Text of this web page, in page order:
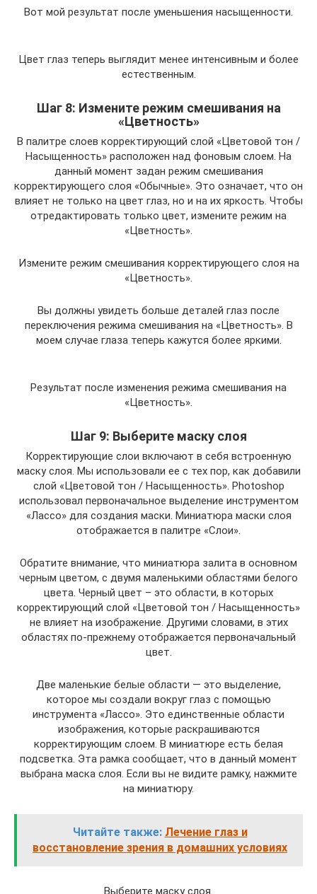
Вот мой результат после уменьшения насыщенности.
Цвет глаз теперь выглядит менее интенсивным и более
естественным.
Шаг 8: Измените режим смешивания на
«Цветность»
В палитре слоев корректирующий слой «Цветовой тон /
Насыщенность» расположен над фоновым слоем. На
данный момент задан режим смешивания
корректирующего слоя «Обычные». Это означает, что он
влияет не только на цвет глаз, но и на их яркость. Чтобы
отредактировать только цвет, измените режим на
«Цветность».
Измените режим смешивания корректирующего слоя на
«Цветность».
Вы должны увидеть больше деталей глаз после
переключения режима смешивания на «Цветность». В
моем случае глаза теперь кажутся более яркими.
Результат после изменения режима смешивания на
«Цветность».
Шаг 9: Выберите маску слоя
Корректирующие слои включают в себя встроенную
маску слоя. Мы использовали ее с тех пор, как добавили
слой «Цветовой тон / Насыщенность». Photoshop
использовал первоначальное выделение инструментом
«Лассо» для создания маски. Миниатюра маски слоя
отображается в палитре «Слои».
Обратите внимание, что миниатюра залита в основном
черным цветом, с двумя маленькими областями белого
цвета. Черный цвет – это области, в которых
корректирующий слой «Цветовой тон / Насыщенность»
не влияет на изображение. Другими словами, в этих
областях по-прежнему отображается первоначальный
цвет.
Две маленькие белые области — это выделение,
которое мы создали вокруг глаз с помощью
инструмента «Лассо». Это единственные области
изображения, которые раскрашиваются
корректирующим слоем. В миниатюре есть белая
подсветка. Эта рамка сообщает, что в данный момент
выбрана маска слоя. Если вы не видите рамку, нажмите
на миниатюру.
Читайте также: Лечение глаз и
восстановление зрения в домашних условиях
Выберите маску слоя.